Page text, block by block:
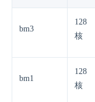
bm3
128
核
bm1
128
核